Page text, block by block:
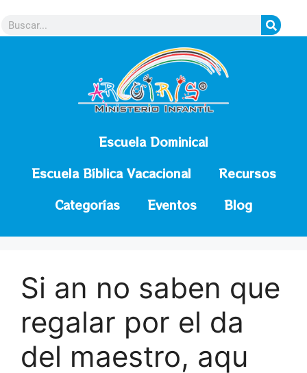
Escuela Dominical
Escuela Bíblica Vacacional
Recursos
Categorías
Eventos Blog
Si an no saben que
regalar por el da
del maestro, aqu